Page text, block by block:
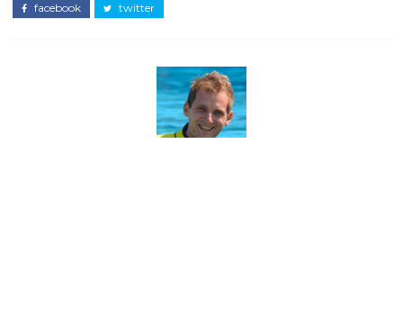
facebook twitter